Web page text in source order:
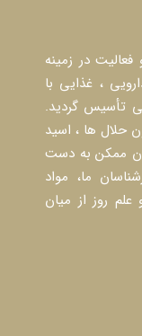
۱۰ سال تجربه و فعالیت در زمینه
، غذایی با
تأسیس گردید.
حلال ها ، اسید
ممکن به دست
ما، مواد
روز از میان